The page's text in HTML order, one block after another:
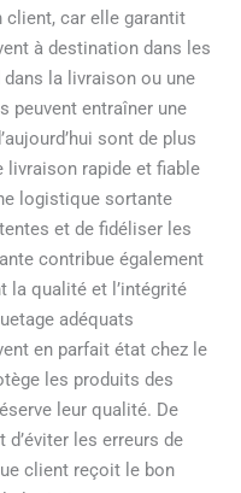
car elle garantit
à destination dans les
la livraison ou une
peuvent entraîner une
sont de plus
livraison rapide et fiable
logistique sortante
et de fidéliser les
contribue également
la qualité et l’intégrité
adéquats
en parfait état chez le
les produits des
leur qualité. De
les erreurs de
client reçoit le bon